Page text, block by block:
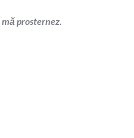
mă prosternez.